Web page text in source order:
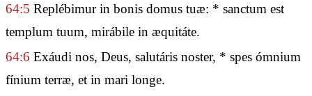
64:5 Replébimur in bonis domus tuæ: * sanctum est
templum tuum, mirábile in æquitáte.
64:6 Exáudi nos, Deus, salutáris noster, * spes ómnium
fínium terræ, et in mari longe.